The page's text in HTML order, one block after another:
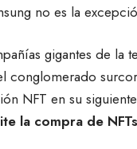
no es la
gigantes de
conglomerado
NFT en su
la compra de